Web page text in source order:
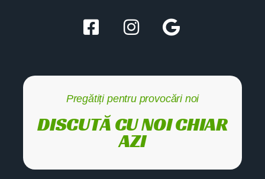
Pregătiți pentru provocări noi
DISCUTĂ CU NOI CHIAR
AZI